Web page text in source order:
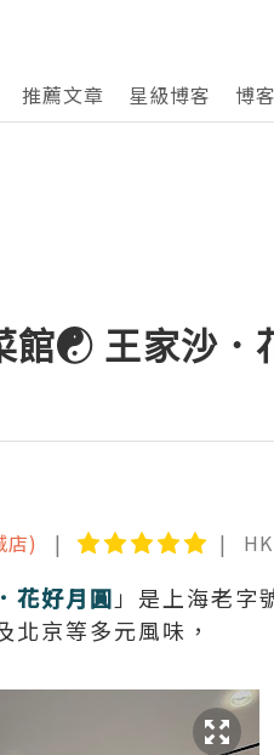
推薦文章 星級博客 博
館☯ 王家沙．
店)
花好月圓 」是上海老字
北京等多元風味，